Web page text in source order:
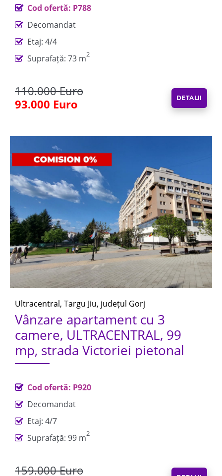
Cod ofertă: P788
Decomandat
Etaj: 4/4
Suprafață: 73 m2
110.000 Euro
93.000 Euro
DETALII
Ultracentral, Targu Jiu, județul Gorj
Vânzare apartament cu 3
camere, ULTRACENTRAL, 99
mp, strada Victoriei pietonal
Cod ofertă: P920
Decomandat
Etaj: 4/7
Suprafață: 99 m2
159.000 Euro